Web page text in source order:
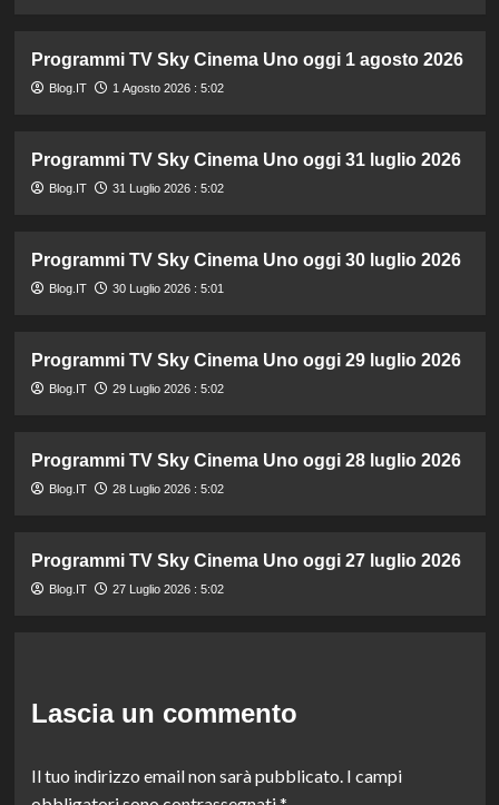
Programmi TV Sky Cinema Uno oggi 1 agosto 2026
Blog.IT 1 Agosto 2026 : 5:02
Programmi TV Sky Cinema Uno oggi 31 luglio 2026
Blog.IT 31 Luglio 2026 : 5:02
Programmi TV Sky Cinema Uno oggi 30 luglio 2026
Blog.IT 30 Luglio 2026 : 5:01
Programmi TV Sky Cinema Uno oggi 29 luglio 2026
Blog.IT 29 Luglio 2026 : 5:02
Programmi TV Sky Cinema Uno oggi 28 luglio 2026
Blog.IT 28 Luglio 2026 : 5:02
Programmi TV Sky Cinema Uno oggi 27 luglio 2026
Blog.IT 27 Luglio 2026 : 5:02
Lascia un commento
Il tuo indirizzo email non sarà pubblicato. I campi